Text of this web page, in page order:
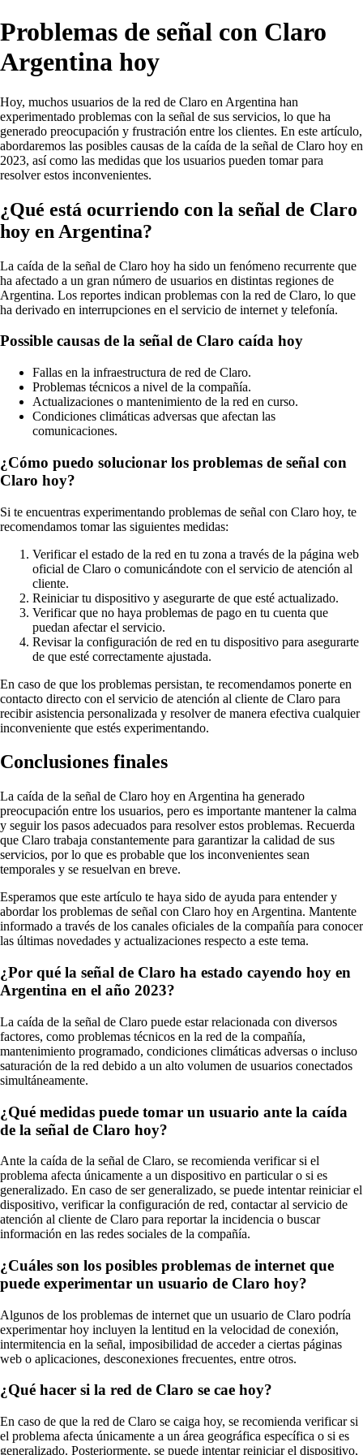
Problemas de señal con Claro
Argentina hoy
Hoy, muchos usuarios de la red de Claro en Argentina han
experimentado problemas con la señal de sus servicios, lo que ha
generado preocupación y frustración entre los clientes. En este artículo,
abordaremos las posibles causas de la caída de la señal de Claro hoy en
2023, así como las medidas que los usuarios pueden tomar para
resolver estos inconvenientes.
¿Qué está ocurriendo con la señal de Claro
hoy en Argentina?
La caída de la señal de Claro hoy ha sido un fenómeno recurrente que
ha afectado a un gran número de usuarios en distintas regiones de
Argentina. Los reportes indican problemas con la red de Claro, lo que
ha derivado en interrupciones en el servicio de internet y telefonía.
Possible causas de la señal de Claro caída hoy
Fallas en la infraestructura de red de Claro.
Problemas técnicos a nivel de la compañía.
Actualizaciones o mantenimiento de la red en curso.
Condiciones climáticas adversas que afectan las
comunicaciones.
¿Cómo puedo solucionar los problemas de señal con
Claro hoy?
Si te encuentras experimentando problemas de señal con Claro hoy, te
recomendamos tomar las siguientes medidas:
Verificar el estado de la red en tu zona a través de la página web
oficial de Claro o comunicándote con el servicio de atención al
cliente.
Reiniciar tu dispositivo y asegurarte de que esté actualizado.
Verificar que no haya problemas de pago en tu cuenta que
puedan afectar el servicio.
Revisar la configuración de red en tu dispositivo para asegurarte
de que esté correctamente ajustada.
En caso de que los problemas persistan, te recomendamos ponerte en
contacto directo con el servicio de atención al cliente de Claro para
recibir asistencia personalizada y resolver de manera efectiva cualquier
inconveniente que estés experimentando.
Conclusiones finales
La caída de la señal de Claro hoy en Argentina ha generado
preocupación entre los usuarios, pero es importante mantener la calma
y seguir los pasos adecuados para resolver estos problemas. Recuerda
que Claro trabaja constantemente para garantizar la calidad de sus
servicios, por lo que es probable que los inconvenientes sean
temporales y se resuelvan en breve.
Esperamos que este artículo te haya sido de ayuda para entender y
abordar los problemas de señal con Claro hoy en Argentina. Mantente
informado a través de los canales oficiales de la compañía para conocer
las últimas novedades y actualizaciones respecto a este tema.
¿Por qué la señal de Claro ha estado cayendo hoy en
Argentina en el año 2023?
La caída de la señal de Claro puede estar relacionada con diversos
factores, como problemas técnicos en la red de la compañía,
mantenimiento programado, condiciones climáticas adversas o incluso
saturación de la red debido a un alto volumen de usuarios conectados
simultáneamente.
¿Qué medidas puede tomar un usuario ante la caída
de la señal de Claro hoy?
Ante la caída de la señal de Claro, se recomienda verificar si el
problema afecta únicamente a un dispositivo en particular o si es
generalizado. En caso de ser generalizado, se puede intentar reiniciar el
dispositivo, verificar la configuración de red, contactar al servicio de
atención al cliente de Claro para reportar la incidencia o buscar
información en las redes sociales de la compañía.
¿Cuáles son los posibles problemas de internet que
puede experimentar un usuario de Claro hoy?
Algunos de los problemas de internet que un usuario de Claro podría
experimentar hoy incluyen la lentitud en la velocidad de conexión,
intermitencia en la señal, imposibilidad de acceder a ciertas páginas
web o aplicaciones, desconexiones frecuentes, entre otros.
¿Qué hacer si la red de Claro se cae hoy?
En caso de que la red de Claro se caiga hoy, se recomienda verificar si
el problema afecta únicamente a un área geográfica específica o si es
generalizado. Posteriormente, se puede intentar reiniciar el dispositivo,